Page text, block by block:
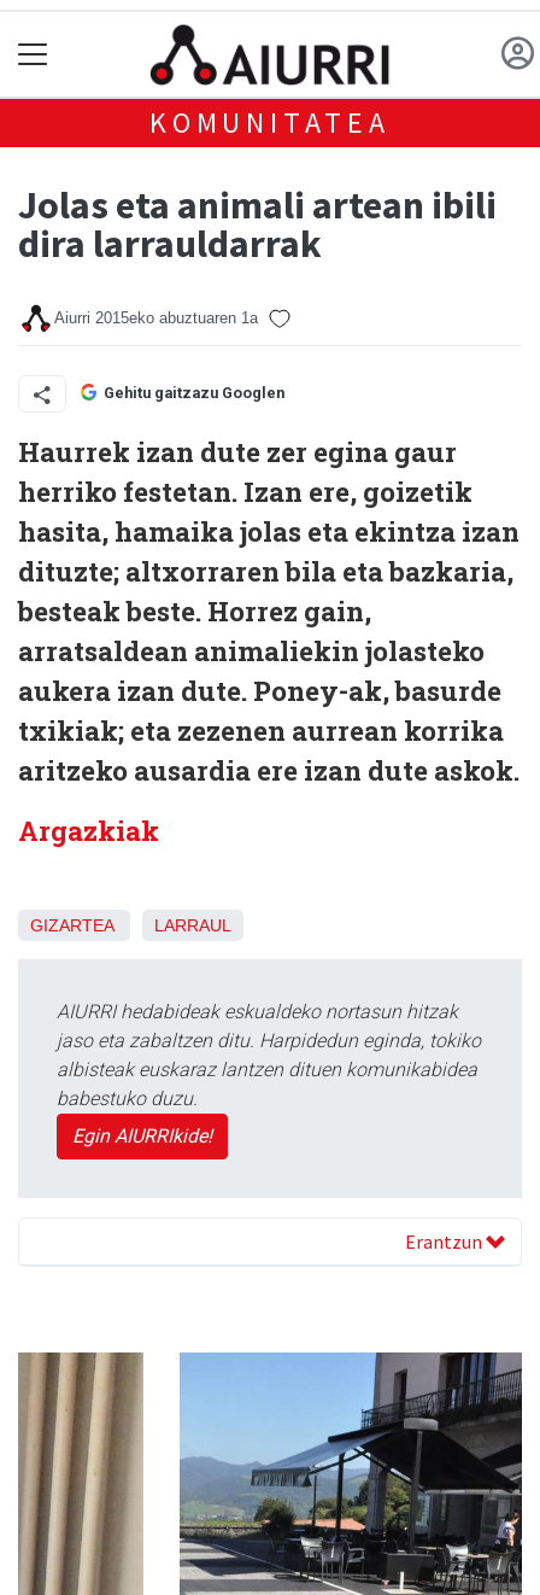
KOMUNITATEA
Jolas eta animali artean ibili
dira larrauldarrak
Aiurri 2015eko abuztuaren 1a
Gehitu gaitzazu Googlen
Haurrek izan dute zer egina gaur
herriko festetan. Izan ere, goizetik
hasita, hamaika jolas eta ekintza izan
dituzte; altxorraren bila eta bazkaria,
besteak beste. Horrez gain,
arratsaldean animaliekin jolasteko
aukera izan dute. Poney-ak, basurde
txikiak; eta zezenen aurrean korrika
aritzeko ausardia ere izan dute askok.
Argazkiak
GIZARTEA LARRAUL
AIURRI hedabideak eskualdeko nortasun hitzak
jaso eta zabaltzen ditu. Harpidedun eginda, tokiko
albisteak euskaraz lantzen dituen komunikabidea
babestuko duzu.
Egin AIURRIkide!
Erantzun